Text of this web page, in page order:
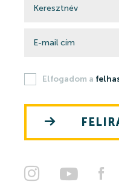
Elfogadom a